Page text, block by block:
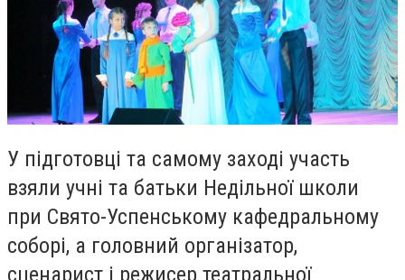
У підготовці та самому заході участь
взяли учні та батьки Недільної школи
при Свято-Успенському кафедральному
соборі, а головний організатор,
сценарист і режисер театральної